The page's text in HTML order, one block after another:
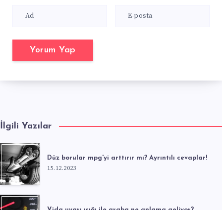
İlgili Yazılar
Düz borular mpg'yi arttırır mı? Ayrıntılı cevaplar!
15.12.2023